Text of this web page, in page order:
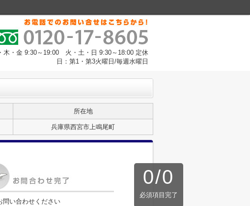
木・金 9:30～19:00 火・土・日 9:30～18:00 定休
日：第1・第3火曜日/毎週水曜日
所在地
兵庫県西宮市上鳴尾町
0/0
必須項目完了
問い合わせください